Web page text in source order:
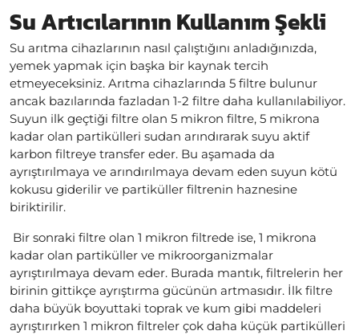
Su Artıcılarının Kullanım Şekli
Su arıtma cihazlarının nasıl çalıştığını anladığınızda,
yemek yapmak için başka bir kaynak tercih
etmeyeceksiniz. Arıtma cihazlarında 5 filtre bulunur
ancak bazılarında fazladan 1-2 filtre daha kullanılabiliyor.
Suyun ilk geçtiği filtre olan 5 mikron filtre, 5 mikrona
kadar olan partikülleri sudan arındırarak suyu aktif
karbon filtreye transfer eder. Bu aşamada da
ayrıştırılmaya ve arındırılmaya devam eden suyun kötü
kokusu giderilir ve partiküller filtrenin haznesine
biriktirilir.
Bir sonraki filtre olan 1 mikron filtrede ise, 1 mikrona
kadar olan partiküller ve mikroorganizmalar
ayrıştırılmaya devam eder. Burada mantık, filtrelerin her
birinin gittikçe ayrıştırma gücünün artmasıdır. İlk filtre
daha büyük boyuttaki toprak ve kum gibi maddeleri
ayrıştırırken 1 mikron filtreler çok daha küçük partikülleri